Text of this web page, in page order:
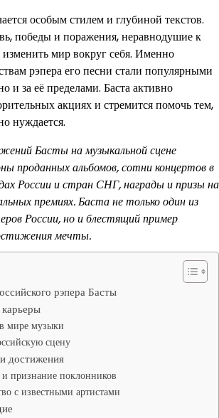
особым стилем и глубиной текстов.
победы и поражения, неравнодушие к
изменить мир вокруг себя. Именно
рэпера его песни стали популярными
и за её пределами. Баста активно
акциях и стремится помочь тем,
нуждается.
Басты на музыкальной сцене
проданных альбомов, сотни концертов в
России и стран СНГ, награды и призы на
премиях. Баста не только один из
России, но и блестящий пример
мечты.
рэпера Басты
мире музыки
сцену
достижения
признание поклонников
с известными артистами